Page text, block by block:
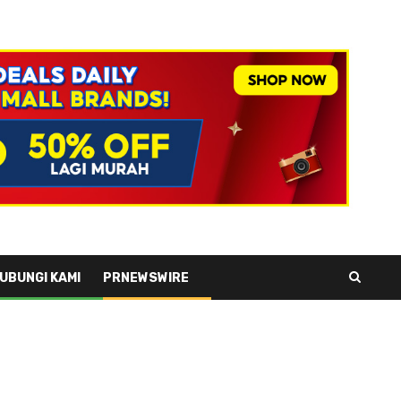
KAMI PRNEWSWIRE